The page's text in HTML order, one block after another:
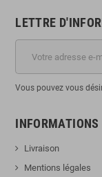
LETTRE
Vous pouvez vous
INFORMATIONS
Livraison
Mentions légales